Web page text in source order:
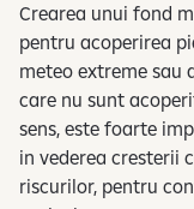
Crearea unui fond
pentru acoperirea
meteo extreme sau
care nu sunt
sens, este foarte
in vederea cresterii
riscurilor, pentru